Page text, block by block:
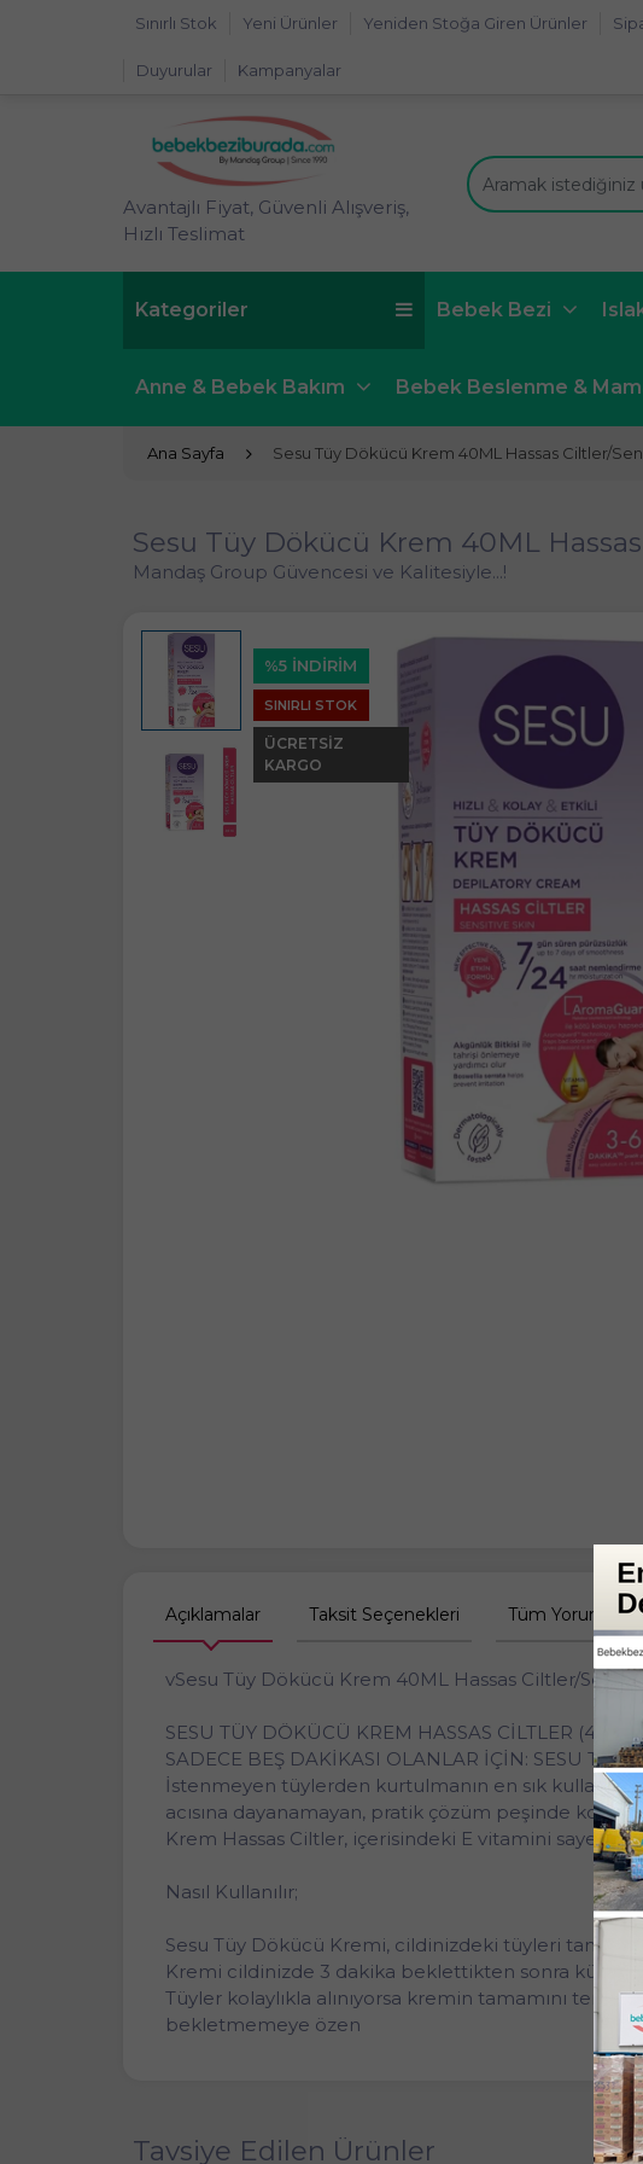
Sınırlı Stok Yeni Ürünler Yeniden Stoğa Giren Ürünler
Duyurular Kampanyalar
Avantajlı Fiyat, Güvenli Alışveriş,
Hızlı Teslimat
Kategoriler Bebek Bezi
Anne & Bebek Bakım Bebek Beslenme &
Ana Sayfa Sesu Tüy Dökücü Krem 40ML Hassas Ciltler/
Sesu Tüy Dökücü Krem 40ML
Mandaş Group Güvencesi ve Kalitesiyle...!
%5 İNDİRİM
SINIRLI STOK
ÜCRETSIZ
KARGO
Açıklamalar Taksit Seçenekleri Tüm Yorumlar
vSesu Tüy Dökücü Krem 40ML Hassas Ciltler/
SESU TÜY DÖKÜCÜ KREM HASSAS CİLTLER (40
SADECE BEŞ DAKİKASI OLANLAR İÇİN: SESU TÜY
İstenmeyen tüylerden kurtulmanın en sık
acısına dayanamayan, pratik çözüm peşinde koşan
Krem Hassas Ciltler, içerisindeki E vitamini
Nasıl Kullanılır;
Sesu Tüy Dökücü Kremi, cildinizdeki tüyleri
Kremi cildinizde 3 dakika beklettikten sonra küçük
Tüyler kolaylıkla alınıyorsa kremin tamamını
bekletmemeye özen
Tavsiye Edilen Ürünler